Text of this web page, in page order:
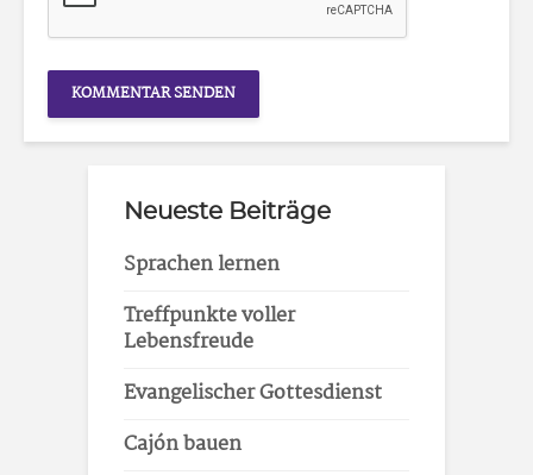
Neueste Beiträge
Sprachen lernen
Treffpunkte voller
Lebensfreude
Evangelischer Gottesdienst
Cajón bauen